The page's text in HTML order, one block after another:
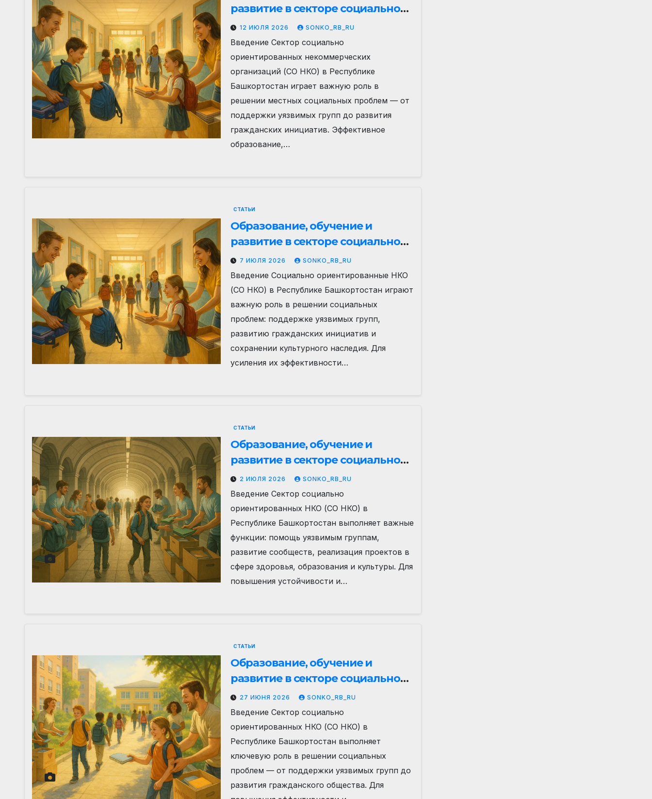
развитие в секторе социально
ориентированных НКО
Республики Башкортостан:
вызовы, возможности и
практические рекомендации
12 ИЮЛЯ 2026 SONKO_RB_RU
Введение Сектор социально
ориентированных некоммерческих
организаций (СО НКО) в Республике
Башкортостан играет важную роль в
решении местных социальных проблем — от
поддержки уязвимых групп до развития
гражданских инициатив. Эффективное
образование,…
СТАТЬИ
Образование, обучение и
развитие в секторе социально
ориентированных НКО в
Республике Башкортостан
7 ИЮЛЯ 2026 SONKO_RB_RU
Введение Социально ориентированные НКО
(СО НКО) в Республике Башкортостан играют
важную роль в решении социальных
проблем: поддержке уязвимых групп,
развитию гражданских инициатив и
сохранении культурного наследия. Для
усиления их эффективности…
СТАТЬИ
Образование, обучение и
развитие в секторе социально
ориентированных НКО
Республики Башкортостан
2 ИЮЛЯ 2026 SONKO_RB_RU
Введение Сектор социально
ориентированных НКО (СО НКО) в
Республике Башкортостан выполняет важные
функции: помощь уязвимым группам,
развитие сообществ, реализация проектов в
сфере здоровья, образования и культуры. Для
повышения устойчивости и…
СТАТЬИ
Образование, обучение и
развитие в секторе социально
ориентированных НКО
Республики Башкортостан
27 ИЮНЯ 2026 SONKO_RB_RU
Введение Сектор социально
ориентированных НКО (СО НКО) в
Республике Башкортостан выполняет
ключевую роль в решении социальных
проблем — от поддержки уязвимых групп до
развития гражданского общества. Для